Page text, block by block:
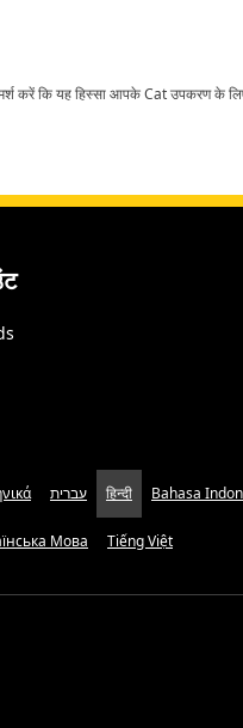
करें कि यह हिस्सा आपके Cat उपकरण के लिए
עברית हिन्दी Bahasa
Мова Tiếng Việt